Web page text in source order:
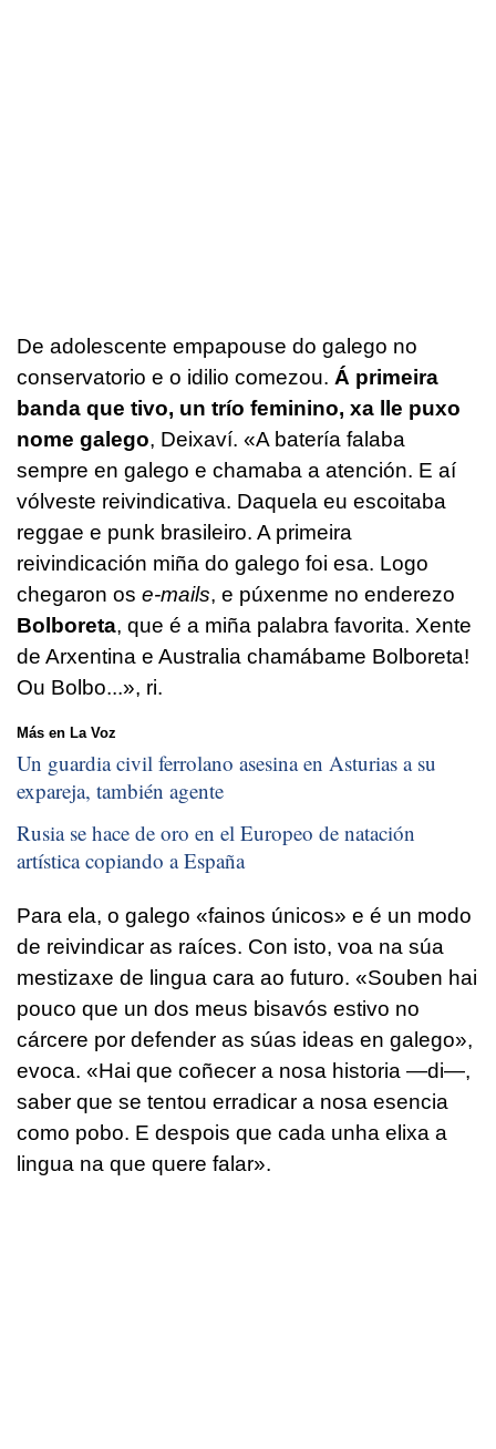
De adolescente empapouse do galego no
conservatorio e o idilio comezou. Á primeira
banda que tivo, un trío feminino, xa lle puxo
nome galego, Deixaví. «A batería falaba
sempre en galego e chamaba a atención. E aí
vólveste reivindicativa. Daquela eu escoitaba
reggae e punk brasileiro. A primeira
reivindicación miña do galego foi esa. Logo
chegaron os e-mails, e púxenme no enderezo
Bolboreta, que é a miña palabra favorita. Xente
de Arxentina e Australia chamábame Bolboreta!
Ou Bolbo...», ri.
Más en La Voz
Un guardia civil ferrolano asesina en Asturias a su
expareja, también agente
Rusia se hace de oro en el Europeo de natación
artística copiando a España
Para ela, o galego «fainos únicos» e é un modo
de reivindicar as raíces. Con isto, voa na súa
mestizaxe de lingua cara ao futuro. «Souben hai
pouco que un dos meus bisavós estivo no
cárcere por defender as súas ideas en galego»,
evoca. «Hai que coñecer a nosa historia —di—,
saber que se tentou erradicar a nosa esencia
como pobo. E despois que cada unha elixa a
lingua na que quere falar».